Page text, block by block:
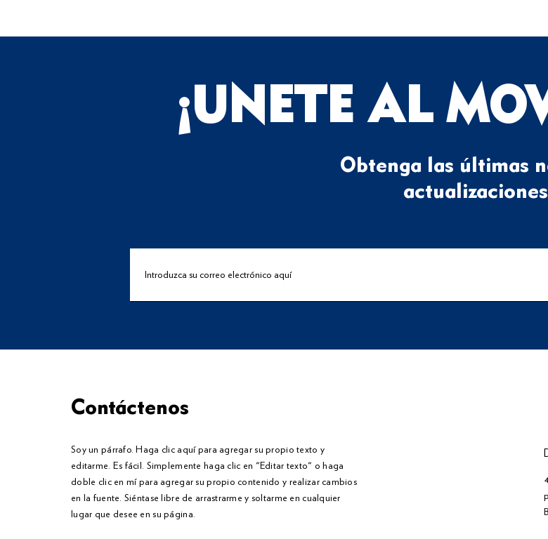
¡UNETE AL
Obtenga las últimas
actualizaciones
Contáctenos
Soy un párrafo. Haga clic aquí para agregar su propio texto y
editarme. Es fácil. Simplemente haga clic en "Editar texto" o haga
doble clic en mí para agregar su propio contenido y realizar cambios
en la fuente. Siéntase libre de arrastrarme y soltarme en cualquier
lugar que desee en su página.